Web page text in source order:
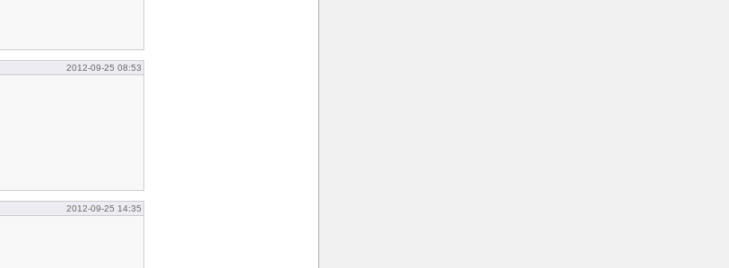
2012-09-25 08:53
2012-09-25 14:35